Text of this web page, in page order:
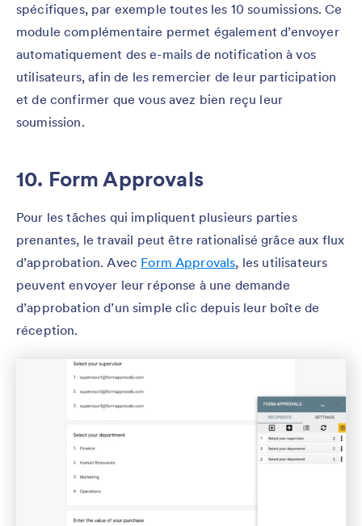
spécifiques, par exemple toutes les 10 soumissions. Ce
module complémentaire permet également d’envoyer
automatiquement des e-mails de notification à vos
utilisateurs, afin de les remercier de leur participation
et de confirmer que vous avez bien reçu leur
soumission.
10. Form Approvals
Pour les tâches qui impliquent plusieurs parties
prenantes, le travail peut être rationalisé grâce aux flux
d’approbation. Avec Form Approvals, les utilisateurs
peuvent envoyer leur réponse à une demande
d’approbation d’un simple clic depuis leur boîte de
réception.